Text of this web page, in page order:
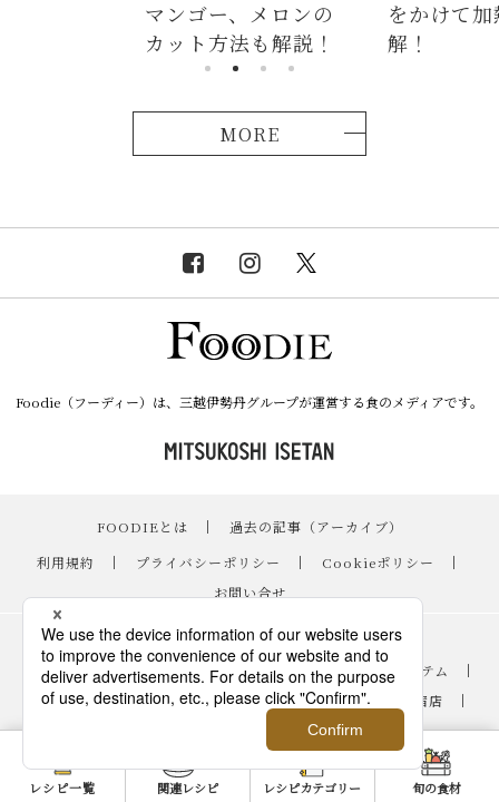
をかけて加熱が正
解！
つかない
説！
MORE
レシピ一覧 関連レシピ レシピカテゴリー 旬の食材
Foodie（フーディー）は、三越伊勢丹グループが運営する食のメディアです。
FOODIEとは ｜
過去の記事（アーカイブ）
｜
利用規約 ｜ プライバシーポリシー ｜ Cookieポリシー
｜
お問い合せ
レシピ ｜
スイーツ
｜
手土産・ギフト ｜ ニュース・イベント ｜ おすすめアイテム
｜
読み物・コラム
｜ バイヤーのイチオシ！ ｜ 伊勢丹新宿店
｜
｜ FOODIE占い
©2015 ISETAN MITSUKOSHI